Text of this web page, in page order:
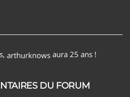
arthurknows aura 25 ans !
DU FORUM